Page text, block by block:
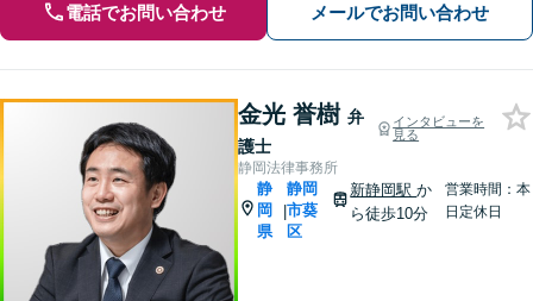
電話でお問い合わせ メールでお問い合わせ
金光 誉樹 弁
護士
インタビューを
見る
静岡法律事務所
静
岡
県
|
静岡
市葵
区
新静岡駅か
ら徒歩10分
営業時間：本
日定休日